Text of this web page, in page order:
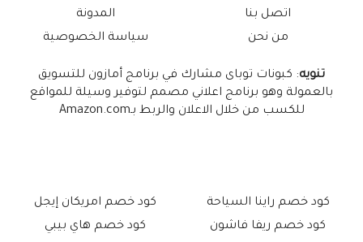
اتصل بنا
من نحن
المدونة
سياسة الخصوصية
تنويه: كبونات توباى مشارك في برنامج أمازون للتسويق
بالعمولة وهو برنامج اعلاني مصمم لتوفير وسيلة للمواقع
للكسب من خلال الاعلان والربط بـAmazon.com
كود خصم راينا السياحة
كود خصم ريفا فاشون
كود خصم امريكان إيجل
كود خصم هاي بيبي